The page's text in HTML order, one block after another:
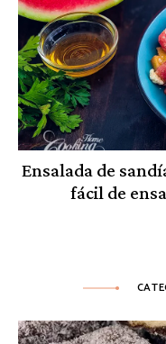
Ensalada de
fácil de